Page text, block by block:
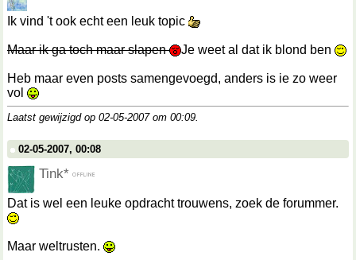
Ik vind 't ook echt een leuk topic
Maar ik ga toch maar slapen Je weet al dat ik blond ben
Heb maar even posts samengevoegd, anders is ie zo weer
vol
Laatst gewijzigd op 02-05-2007 om 00:09.
02-05-2007, 00:08
Tink*
Dat is wel een leuke opdracht trouwens, zoek de forummer.
Maar weltrusten.